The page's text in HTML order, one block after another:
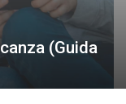
(Guida